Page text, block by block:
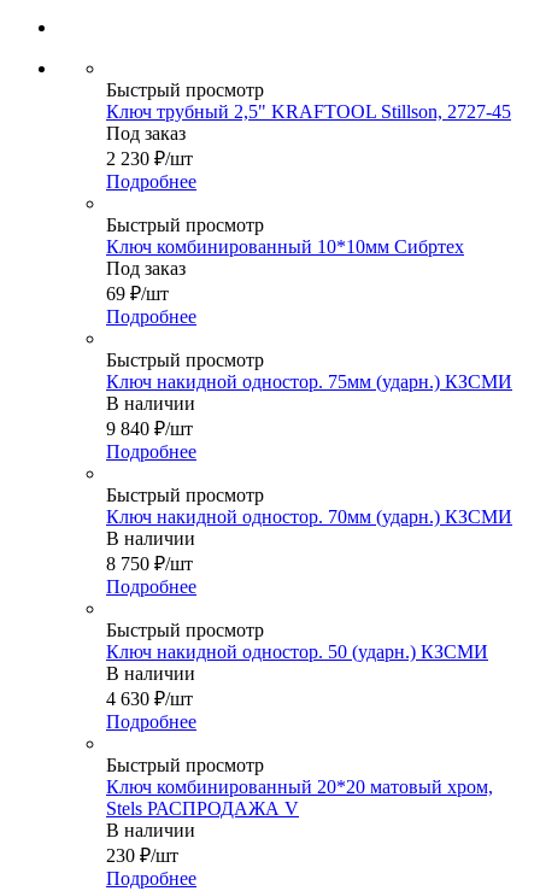
Быстрый просмотр
Ключ трубный 2,5" KRAFTOOL Stillson, 2727-45
Под заказ
2 230 ₽/шт
Подробнее
Быстрый просмотр
Ключ комбинированный 10*10мм Сибртех
Под заказ
69 ₽/шт
Подробнее
Быстрый просмотр
Ключ накидной одностор. 75мм (ударн.) КЗСМИ
В наличии
9 840 ₽/шт
Подробнее
Быстрый просмотр
Ключ накидной одностор. 70мм (ударн.) КЗСМИ
В наличии
8 750 ₽/шт
Подробнее
Быстрый просмотр
Ключ накидной одностор. 50 (ударн.) КЗСМИ
В наличии
4 630 ₽/шт
Подробнее
Быстрый просмотр
Ключ комбинированный 20*20 матовый хром,
Stels РАСПРОДАЖА V
В наличии
230 ₽/шт
Подробнее